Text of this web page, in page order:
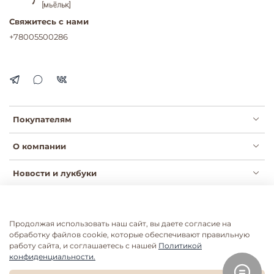
Покупателям
О компании
Новости и лукбуки
Свяжитесь с нами
+78005500286
Публичная оферта
Политика конфиденциальности
Пользовательское соглашение
Сертификаты
Согласие на рассылки
Согласие на обработку ПДН
Продолжая использовать наш сайт, вы даете согласие на
обработку файлов cookie, которые обеспечивают правильную
работу сайта, и соглашаетесь с нашей Политикой
конфиденциальности.